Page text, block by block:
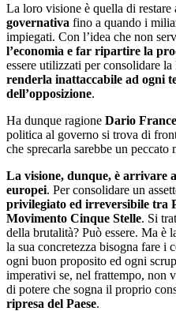
La loro visione è quella di restare
governativa fino a quando i
impiegati. Con l’idea che non
l’economia e far ripartire la
essere utilizzati per consolidare
renderla inattaccabile ad ogni
dell’opposizione.
Ha dunque ragione Dario
politica al governo si trova di
che sprecarla sarebbe un peccato
La visione, dunque, è arrivare
europei. Per consolidare un
privilegiato ed irreversibile tra
Movimento Cinque Stelle. Si
della brutalità? Può essere. Ma è
la sua concretezza bisogna fare i
ogni buon proposito ed ogni
imperativi se, nel frattempo, non
di potere che sogna il proprio
ripresa del Paese.